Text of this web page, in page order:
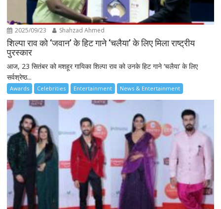
2025/09/23 Shahzad Ahmed
शिल्पा राव को ‘जवान’ के हिट गाने ‘चलैया’ के लिए मिला राष्ट्रीय
पुरस्कार
आज, 23 सितंबर को मशहूर गायिका शिल्पा राव को उनके हिट गाने ‘चलैया’ के लिए
सर्वश्रेष्ठ...
Awards Celebrities Entertainment News & Entertainment